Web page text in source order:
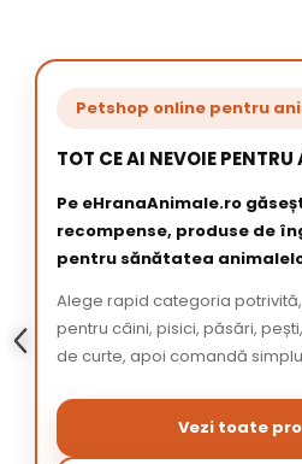
Petshop online pentru
TOT CE AI NEVOIE PENTRU
Pe eHranaAnimale.ro
recompense, produse de
pentru sănătatea
Alege rapid categoria
pentru câini, pisici, păsări,
de curte, apoi comandă
Vezi toate